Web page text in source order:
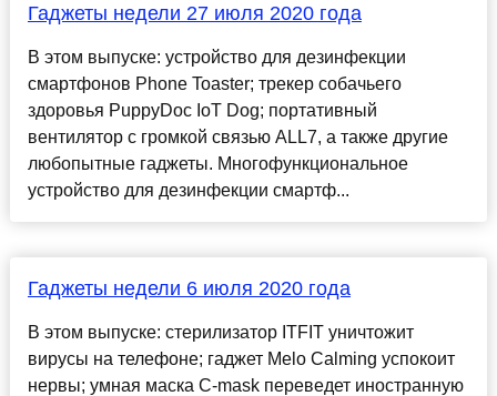
Гаджеты недели 27 июля 2020 года
В этом выпуске: устройство для дезинфекции
смартфонов Phone Toaster; трекер собачьего
здоровья PuppyDoc ​​IoT Dog; портативный
вентилятор с громкой связью ALL7, а также другие
любопытные гаджеты. Многофункциональное
устройство для дезинфекции смартф...
Гаджеты недели 6 июля 2020 года
В этом выпуске: стерилизатор ITFIT уничтожит
вирусы на телефоне; гаджет Melo Calming успокоит
нервы; умная маска C-mask переведет иностранную